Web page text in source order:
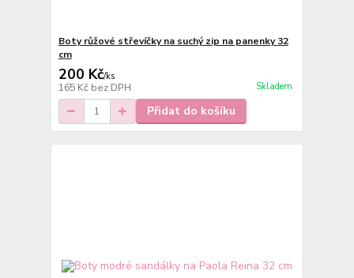
Boty růžové střevíčky na suchý zip na panenky 32
cm
200 Kč/ks
165 Kč bez DPH Skladem
Přidat do košíku